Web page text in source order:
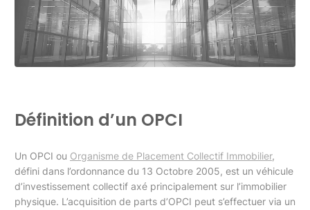
Définition d’un OPCI
Un OPCI ou Organisme de Placement Collectif Immobilier,
défini dans l’ordonnance du 13 Octobre 2005, est un véhicule
d’investissement collectif axé principalement sur l’immobilier
physique. L’acquisition de parts d’OPCI peut s’effectuer via un